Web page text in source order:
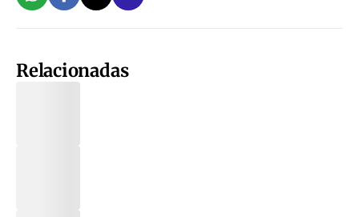
Relacionadas